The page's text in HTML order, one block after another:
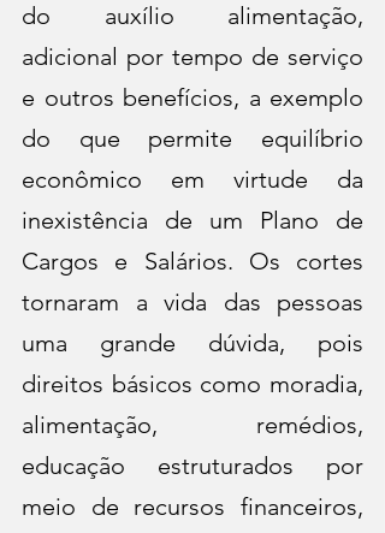
do auxílio alimentação,
adicional por tempo de serviço
e outros benefícios, a exemplo
do que permite equilíbrio
econômico em virtude da
inexistência de um Plano de
Cargos e Salários. Os cortes
tornaram a vida das pessoas
uma grande dúvida, pois
direitos básicos como moradia,
alimentação, remédios,
educação estruturados por
meio de recursos financeiros,